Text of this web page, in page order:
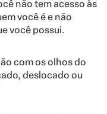
não tem acesso às
você é e não
você possui.
com os olhos do
deslocado ou